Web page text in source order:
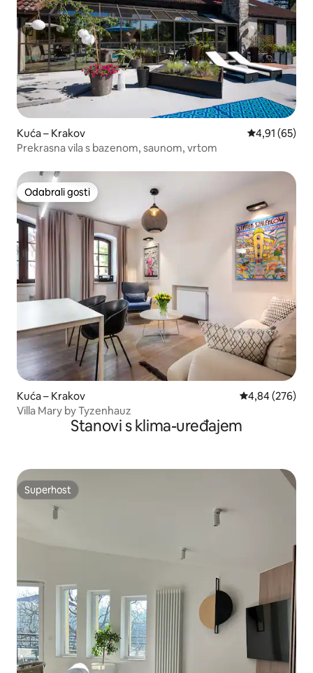
Kuća – Krakov Prosječna
4,91 (65)
Prekrasna vila s bazenom, saunom, vrtom
Odabrali gosti
Odabrali gosti
Kuća – Krakov Prosječna
4,84 (276)
Villa Mary by Tyzenhauz
Stanovi s klima-uređajem
Superhost
Superhost